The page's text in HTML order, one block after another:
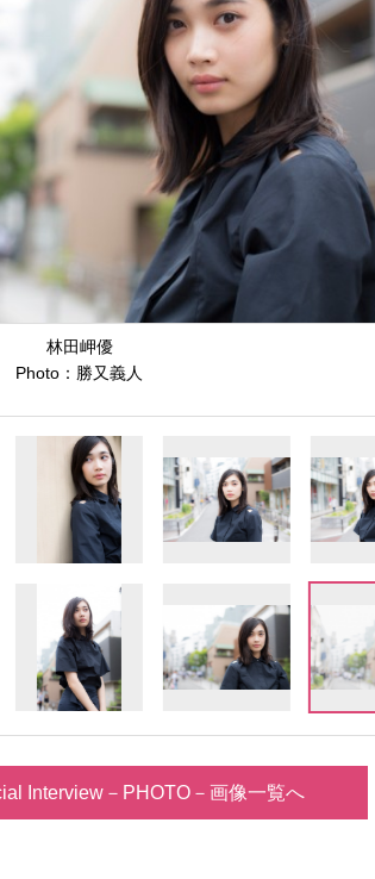
林田岬優
Photo：勝又義人
Interview－PHOTO－画像一覧へ